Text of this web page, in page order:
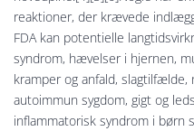
reaktioner, der krævede
FDA kan potentielle
syndrom, hævelser i hjernen,
kramper og anfald, slagtilfælde,
autoimmun sygdom, gigt og
inflammatorisk syndrom i børn